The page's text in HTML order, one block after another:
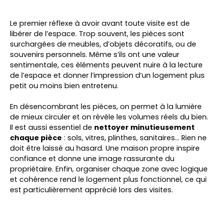
Le premier réflexe à avoir avant toute visite est de
libérer de l’espace. Trop souvent, les pièces sont
surchargées de meubles, d’objets décoratifs, ou de
souvenirs personnels. Même s’ils ont une valeur
sentimentale, ces éléments peuvent nuire à la lecture
de l’espace et donner l’impression d’un logement plus
petit ou moins bien entretenu.
En désencombrant les pièces, on permet à la lumière
de mieux circuler et on révèle les volumes réels du bien.
Il est aussi essentiel de nettoyer minutieusement
chaque pièce : sols, vitres, plinthes, sanitaires… Rien ne
doit être laissé au hasard. Une maison propre inspire
confiance et donne une image rassurante du
propriétaire. Enfin, organiser chaque zone avec logique
et cohérence rend le logement plus fonctionnel, ce qui
est particulièrement apprécié lors des visites.